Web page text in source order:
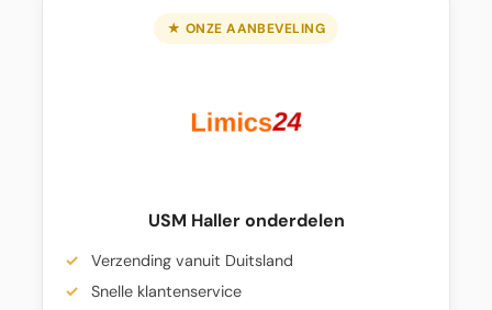
★ ONZE AANBEVELING
USM Haller onderdelen
Verzending vanuit Duitsland
Snelle klantenservice